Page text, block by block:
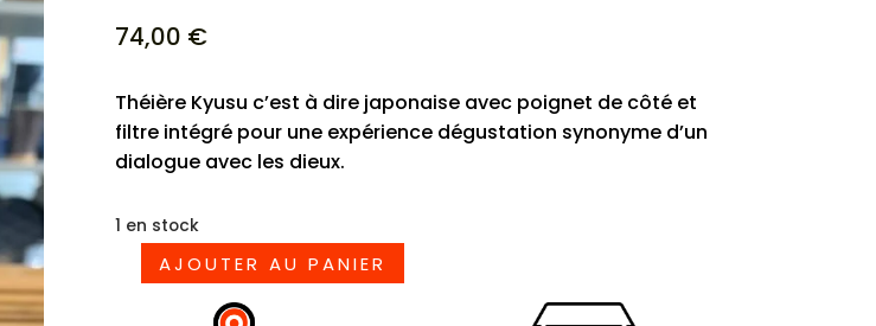
74,00 €
Théière Kyusu c’est à dire japonaise avec poignet de côté et
filtre intégré pour une expérience dégustation synonyme d’un
dialogue avec les dieux.
1 en stock
quantité
AJOUTER AU PANIER